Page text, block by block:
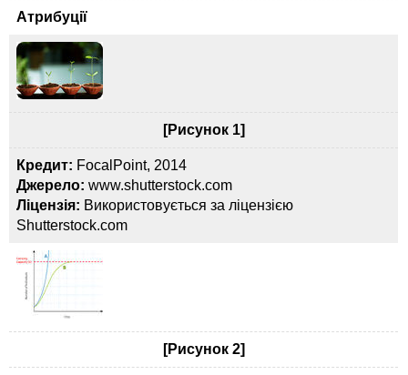
Атрибуції
[Рисунок 1]
Кредит: FocalPoint, 2014
Джерело: www.shutterstock.com
Ліцензія: Використовується за ліцензією
Shutterstock.com
[Рисунок 2]